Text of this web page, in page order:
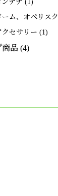
ンテナ (1)
ーム、オペリスク
クセサリー (1)
商品 (4)